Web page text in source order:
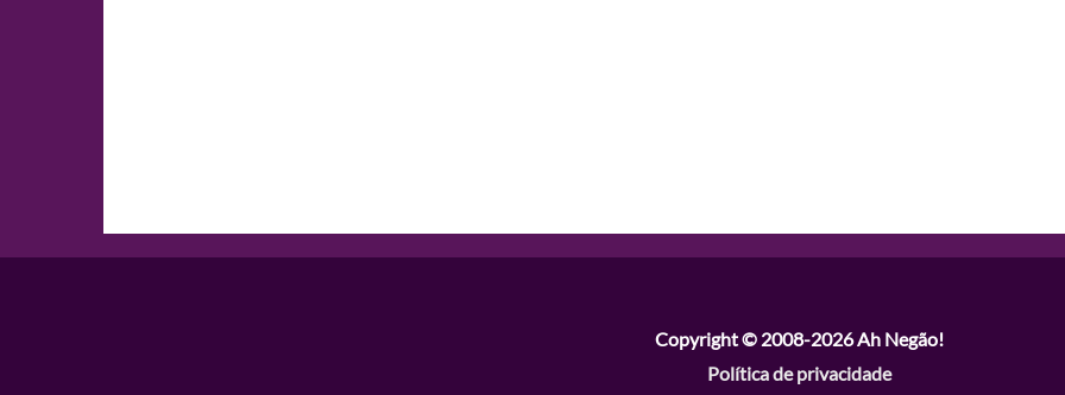
Copyright © 2008-2026Ah Negão!
Política de privacidade